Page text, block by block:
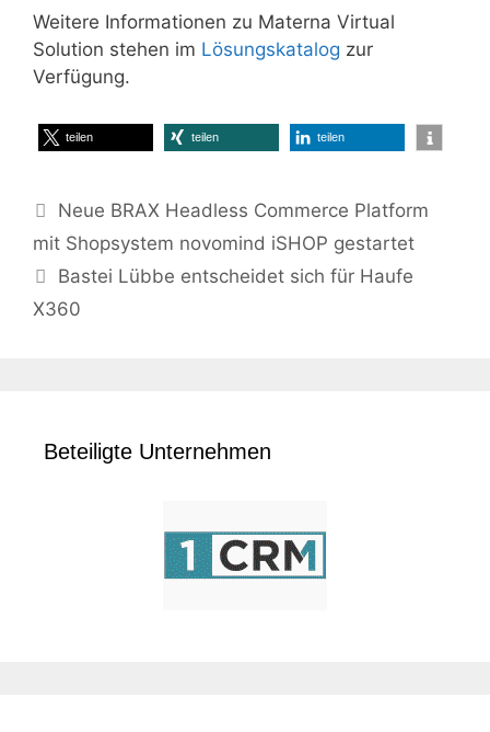
Weitere Informationen zu Materna Virtual
Solution stehen im Lösungskatalog zur
Verfügung.
teilen teilen teilen
Neue BRAX Headless Commerce Platform
mit Shopsystem novomind iSHOP gestartet
Bastei Lübbe entscheidet sich für Haufe
X360
Beteiligte Unternehmen